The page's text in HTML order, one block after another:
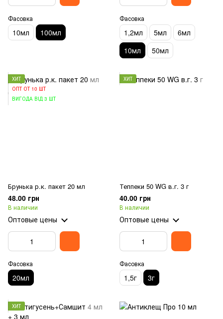
Фасовка
10мл 100мл
Фасовка
1,2мл 5мл
6мл
10мл
50мл
ХИТ
ОПТ ОТ 10 ШТ
ВИГОДА ВІД 3 ШТ
Брунька р.к. пакет 20 мл
48.00 грн
В наличии
Оптовые цены
Фасовка
20мл
ХИТ
Теппеки 50 WG в.г. 3 г
40.00 грн
В наличии
Оптовые цены
Фасовка
1,5г 3г
ХИТ